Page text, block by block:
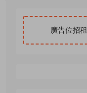
廣告位招租